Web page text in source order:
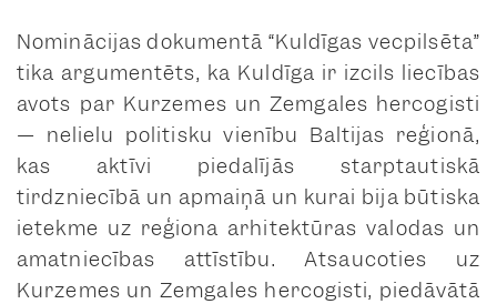
Nominācijas dokumentā “Kuldīgas vecpilsēta”
tika argumentēts, ka Kuldīga ir izcils liecības
avots par Kurzemes un Zemgales hercogisti
— nelielu politisku vienību Baltijas reģionā,
kas aktīvi piedalījās starptautiskā
tirdzniecībā un apmaiņā un kurai bija būtiska
ietekme uz reģiona arhitektūras valodas un
amatniecības attīstību. Atsaucoties uz
Kurzemes un Zemgales hercogisti, piedāvātā